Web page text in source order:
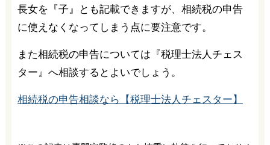
長女を『子』とも記載できますが、相続税の申告
に使えなくなってしまう点に要注意です。
また相続税の申告については『税理士法人チェス
ター』へ相談するとよいでしょう。
相続税の申告相談なら【税理士法人チェスター】